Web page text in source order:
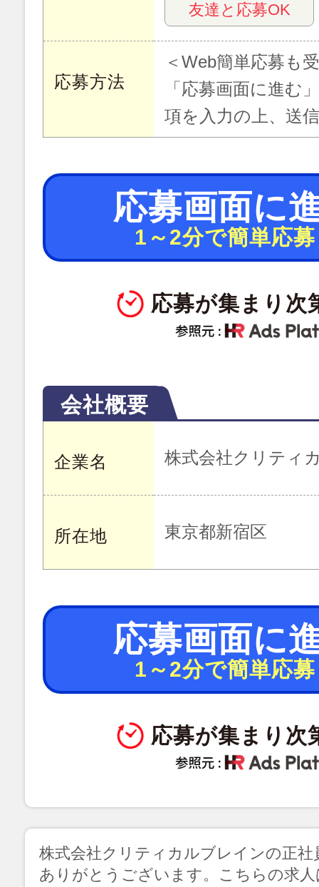
友達と応募OK
応募方法
＜Web簡単応募も
「応募画面に進む
項を入力の上、送
応募画面に
1～2分で簡単応
応募が集まり次
会社概要
企業名 株式会社クリティ
所在地 東京都新宿区
応募画面に
1～2分で簡単応
応募が集まり次
株式会社クリティカルブレインの正
ありがとうございます。こちらの求